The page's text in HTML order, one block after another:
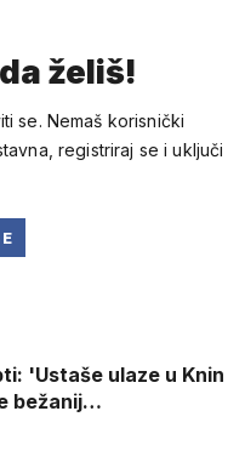
želiš!
se. Nemaš korisnički
registriraj se i uključi
'Ustaše ulaze u Knin
bežanij…